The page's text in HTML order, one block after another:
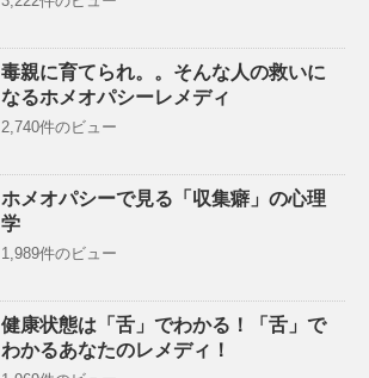
毒親に育てられ。。そんな人の救いに
なるホメオパシーレメディ
2,740件のビュー
ホメオパシーで見る「収集癖」の心理
学
1,989件のビュー
健康状態は「舌」でわかる！「舌」で
わかるあなたのレメディ！